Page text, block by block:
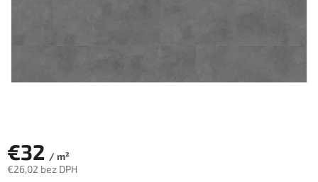
€32 / m²
€26,02 bez DPH